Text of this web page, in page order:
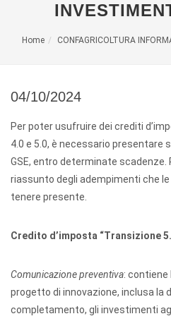
Home CONFAGRICOLTURA
04/10/2024
Per poter usufruire dei crediti
4.0 e 5.0, è necessario presentare
GSE, entro determinate scadenze.
riassunto degli adempimenti che
tenere presente.
Credito d’imposta “Transizione
Comunicazione preventiva: contiene
progetto di innovazione, inclusa la
completamento, gli investimenti